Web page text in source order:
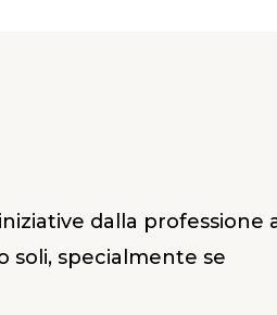
dalla professione
soli, specialmente se